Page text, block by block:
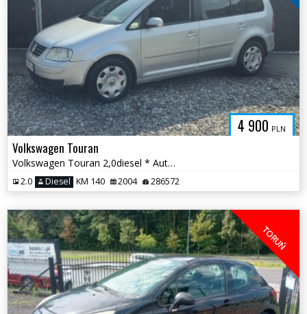
4 900 PLN
Volkswagen Touran
Volkswagen Touran 2,0diesel * Automat DSG * Klimatyzacja * Bydgoszcz
2.0 Diesel KM 140 2004 286572
TORUŃ